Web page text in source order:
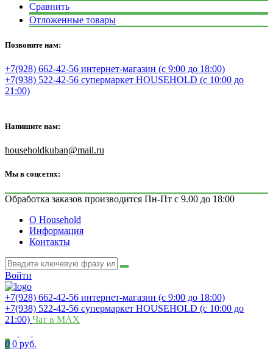
Сравнить
Отложенные товары
Позвоните нам:
+7(928) 662-42-56 интернет-магазин (с 9:00 до 18:00)
+7(938) 522-42-56 супермаркет HOUSEHOLD (с 10:00 до
21:00)
Напишите нам:
householdkuban@mail.ru
Мы в соцсетях:
Обработка заказов производится Пн-Пт с 9.00 до 18:00
О Household
Информация
Контакты
Войти
+7(928) 662-42-56 интернет-магазин (с 9:00 до 18:00)
+7(938) 522-42-56 супермаркет HOUSEHOLD (с 10:00 до
21:00) Чат в MAX
0 0 руб.